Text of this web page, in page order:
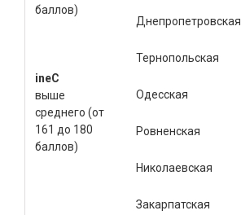
баллов)
Днепропетровская
ineC
выше
среднего (от
161 до 180
баллов)
Тернопольская
Одесская
Ровненская
Николаевская
Закарпатская